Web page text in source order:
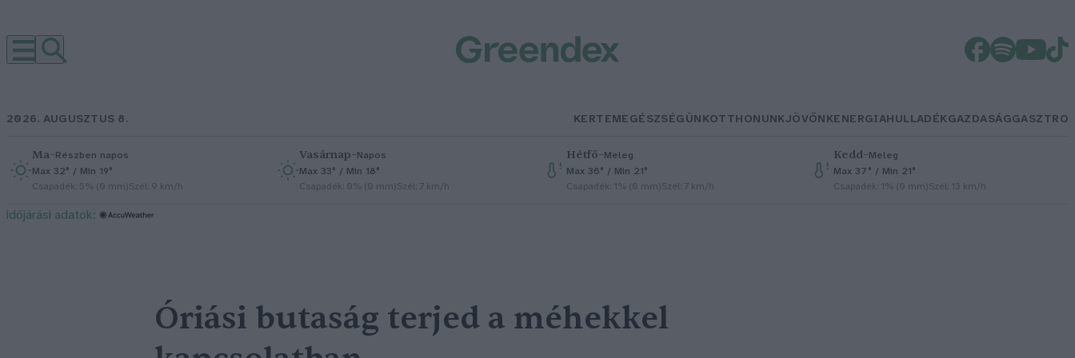
2026. AUGUSZTUS 8. KERTEMEGÉSZSÉGÜNKOTTHONUNKJÖVŐNKENERGIAHULLADÉKGAZDASÁGGASZTRO
Ma–Részben napos
Max 32° / Min 19°
Csapadék: 5% (0 mm)Szél: 9 km/h
Vasárnap–Napos
Max 33° / Min 18°
Csapadék: 0% (0 mm)Szél: 7 km/h
Hétfő–Meleg
Max 36° / Min 21°
Csapadék: 1% (0 mm)Szél: 7 km/h
Kedd–Meleg
Max 37° / Min 21°
Csapadék: 1% (0 mm)Szél: 13 km/h
időjárási adatok:
Óriási butaság terjed a méhekkel